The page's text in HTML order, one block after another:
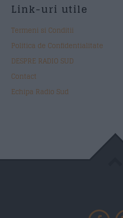
Link-uri utile
Termeni si Conditii
Politica de Confidentialitate
DESPRE RADIO SUD
Contact
Echipa Radio Sud